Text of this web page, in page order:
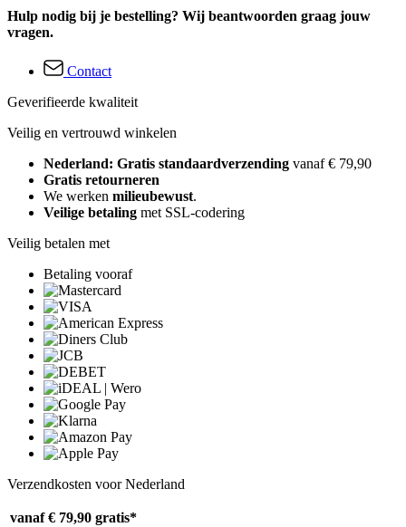
Hulp nodig bij je bestelling? Wij beantwoorden graag jouw
vragen.
Contact
Geverifieerde kwaliteit
Veilig en vertrouwd winkelen
Nederland: Gratis standaardverzending vanaf € 79,90
Gratis retourneren
We werken milieubewust.
Veilige betaling met SSL-codering
Veilig betalen met
Betaling vooraf
Verzendkosten voor Nederland
vanaf € 79,90 gratis*